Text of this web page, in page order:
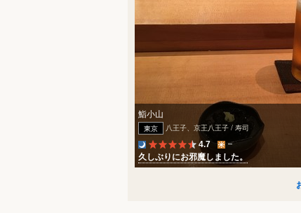
鮨小山
東京 八王子、京王八王子 / 寿司
4.7
久しぶりにお邪魔しました。